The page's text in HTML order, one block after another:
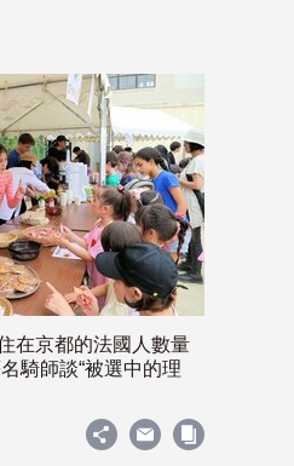
在京都的法國人數量
騎師談“被選中的理